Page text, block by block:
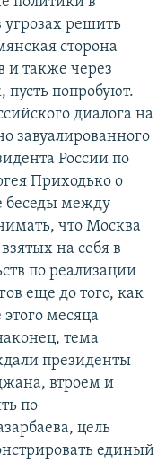
угрозах решить
сторона
и также через
пусть попробуют.
диалога на
завуалированного
России по
Приходько о
беседы между
что Москва
на себя в
по реализации
еще до того, как
месяца
тема
президенты
втроем и
по
цель
единый